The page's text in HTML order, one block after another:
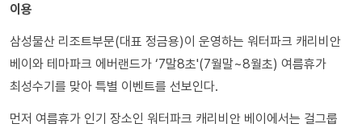
이용
삼성물산 리조트부문(대표 정금용)이 운영하는 워터파크 캐리비안
베이와 테마파크 에버랜드가 ‘7말8초'(7월말~8월초) 여름휴가
최성수기를 맞아 특별 이벤트를 선보인다.
먼저 여름휴가 인기 장소인 워터파크 캐리비안 베이에서는 걸그룹